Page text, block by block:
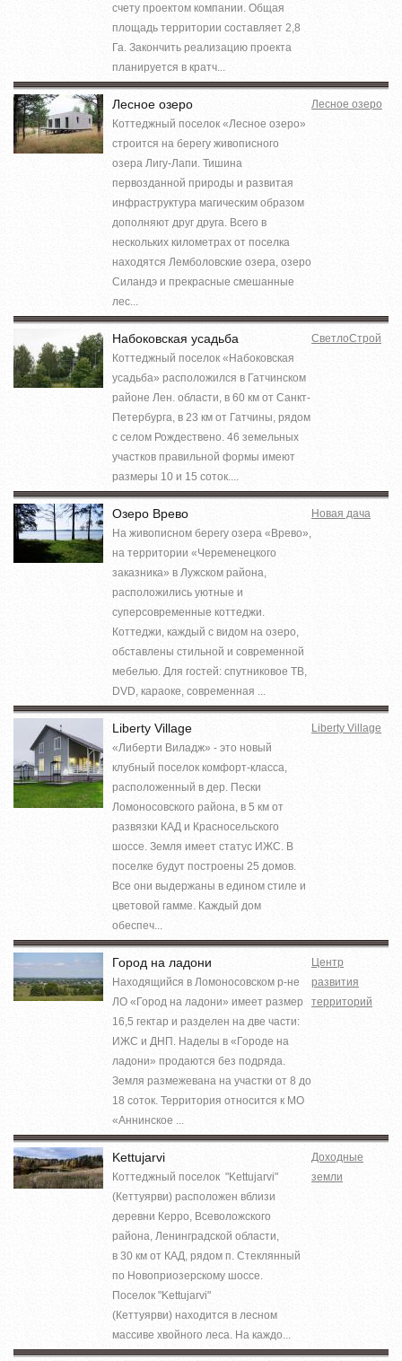
счету проектом компании. Общая
площадь территории составляет 2,8
Га. Закончить реализацию проекта
планируется в кратч...
Лесное озеро
Коттеджный поселок «Лесное озеро»
строится на берегу живописного
озера Лигу-Лапи. Тишина
первозданной природы и развитая
инфраструктура магическим образом
дополняют друг друга. Всего в
нескольких километрах от поселка
находятся Лемболовские озера, озеро
Силандэ и прекрасные смешанные
лес...
Лесное озеро
Набоковская усадьба
Коттеджный поселок «Набоковская
усадьба» расположился в Гатчинском
районе Лен. области, в 60 км от Санкт-
Петербурга, в 23 км от Гатчины, рядом
с селом Рождествено. 46 земельных
участков правильной формы имеют
размеры 10 и 15 соток....
СветлоСтрой
Озеро Врево
На живописном берегу озера «Врево»,
на территории «Череменецкого
заказника» в Лужском района,
расположились уютные и
суперсовременные коттеджи.
Коттеджи, каждый с видом на озеро,
обставлены стильной и современной
мебелью. Для гостей: спутниковое ТВ,
DVD, караоке, современная ...
Новая дача
Liberty Village
«Либерти Виладж» - это новый
клубный поселок комфорт-класса,
расположенный в дер. Пески
Ломоносовского района, в 5 км от
развязки КАД и Красносельского
шоссе. Земля имеет статус ИЖС. В
поселке будут построены 25 домов.
Все они выдержаны в едином стиле и
цветовой гамме. Каждый дом
обеспеч...
Liberty Village
Город на ладони
Находящийся в Ломоносовском р-не
ЛО «Город на ладони» имеет размер
16,5 гектар и разделен на две части:
ИЖС и ДНП. Наделы в «Городе на
ладони» продаются без подряда.
Земля размежевана на участки от 8 до
18 соток. Территория относится к МО
«Аннинское ...
Центр
развития
территорий
Kettujarvi
Коттеджный поселок "Kettujarvi"
(Кеттуярви) расположен вблизи
деревни Керро, Всеволожского
района, Ленинградской области,
в 30 км от КАД, рядом п. Стеклянный
по Новоприозерскому шоссе.
Поселок "Kettujarvi"
(Кеттуярви) находится в лесном
массиве хвойного леса. На каждо...
Доходные
земли